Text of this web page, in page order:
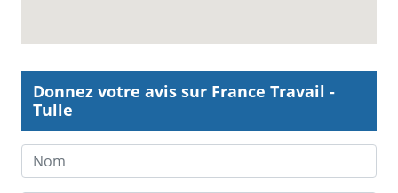
Donnez votre avis sur France Travail -
Tulle